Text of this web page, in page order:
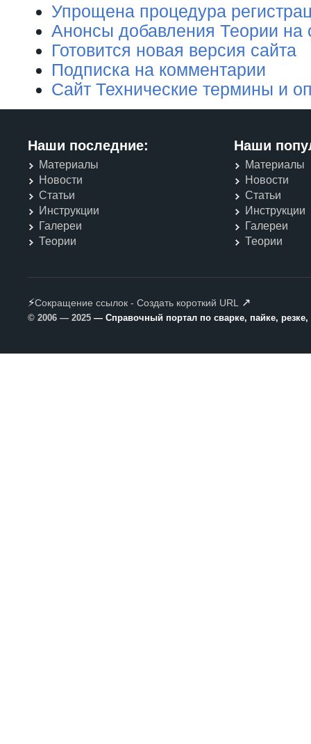
Упрощена процедура
Анонсы добавления Теории на
Готовится новая версия сайта
Подписка на комментарии
Сайт Технические термины и
Наши последние:
Материалы
Новости
Статьи
Инструкции
Галереи
Теории
Наши
Материалы
Новости
Статьи
Инструкции
Галереи
Теории
⚡Сокращение ссылок - Создать короткий URL ↗
© 2006 — 2025 — Справочный портал по сварке, пайке,